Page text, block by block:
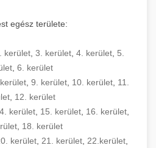
egész területe:
kerület 3. kerület 4. kerület 5.
6. kerület
, 9. kerület, 10. kerület, 11.
12. kerület
kerület 15. kerület 16. kerület
18. kerület
kerület 21. kerület 22.kerület